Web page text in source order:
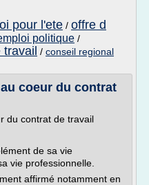
pour l'ete / offre d
politique /
/ conseil regional
coeur du contrat
du contrat de travail
de sa vie
vie professionnelle.
affirmé notamment en